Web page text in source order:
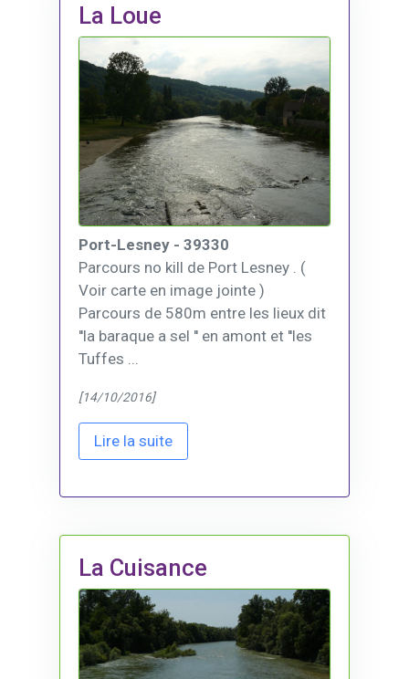
La Loue
Port-Lesney - 39330
Parcours no kill de Port Lesney . (
Voir carte en image jointe )
Parcours de 580m entre les lieux dit
''la baraque a sel '' en amont et ''les
Tuffes ...
[14/10/2016]
Lire la suite
La Cuisance